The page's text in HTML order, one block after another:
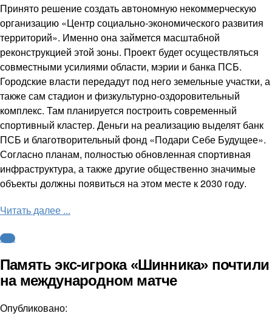
Принято решение создать автономную некоммерческую
организацию «Центр социально-экономического развития
территорий». Именно она займется масштабной
реконструкцией этой зоны. Проект будет осуществляться
совместными усилиями области, мэрии и банка ПСБ.
Городские власти передадут под него земельные участки, а
также сам стадион и физкультурно-оздоровительный
комплекс. Там планируется построить современный
спортивный кластер. Деньги на реализацию выделят банк
ПСБ и благотворительный фонд «Подари Себе Будущее».
Согласно планам, полностью обновленная спортивная
инфраструктура, а также другие общественно значимые
объекты должны появиться на этом месте к 2030 году.
Читать далее ...
ФНЛ
Память экс-игрока «Шинника» почтили
на международном матче
Опубликовано: